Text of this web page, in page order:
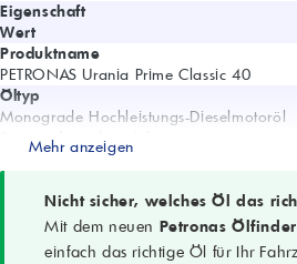
Eigenschaft
Wert
Produktname
PETRONAS Urania Prime Classic 40
Öltyp
Monograde Hochleistungs-Dieselmotoröl
Anwendungsbereich
Ältere Nutzfahrzeuge, hochdrehende
Weitere Anwendungen
Getriebe, Differentiale, Achsantriebe (API
Mehr anzeigen
Nicht sicher, welches Öl das
Mit dem neuen Petronas Ölfinder
einfach das richtige Öl für Ihr